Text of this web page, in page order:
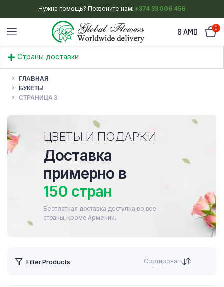
Нужна помощь? Позвоните нам: +374 33 006 456
0 AMD 0
Страны доставки
ГЛАВНАЯ
БУКЕТЫ
СТРАНИЦА 3
ЦВЕТЫ И ПОДАРКИ
Доставка
примерно в
150 стран
Бесплатная доставка доступна во все
страны, кроме Армении.
Filter Products Сортировать по